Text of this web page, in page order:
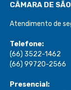
CÂMARA DE
Atendimento de
Telefone:
(66) 3522-1462
(66) 99720-2566
Presencial: